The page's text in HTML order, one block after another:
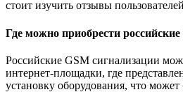
стоит изучить отзывы
Где можно приобрести
Российские GSM сигнализации
интернет-площадки, где
установку оборудования, что может